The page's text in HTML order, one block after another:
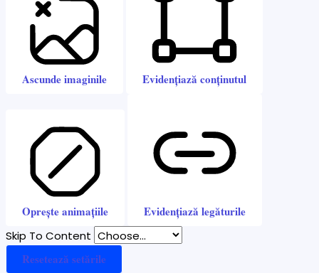
Ascunde imaginile Evidențiază conținutul
Oprește animațiile Evidențiază legăturile
Skip To Content
Resetează setările